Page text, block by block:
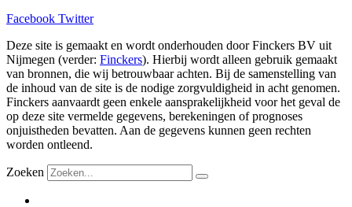
Facebook Twitter
Deze site is gemaakt en wordt onderhouden door Finckers BV uit
Nijmegen (verder: Finckers). Hierbij wordt alleen gebruik gemaakt
van bronnen, die wij betrouwbaar achten. Bij de samenstelling van
de inhoud van de site is de nodige zorgvuldigheid in acht genomen.
Finckers aanvaardt geen enkele aansprakelijkheid voor het geval de
op deze site vermelde gegevens, berekeningen of prognoses
onjuistheden bevatten. Aan de gegevens kunnen geen rechten
worden ontleend.
Zoeken